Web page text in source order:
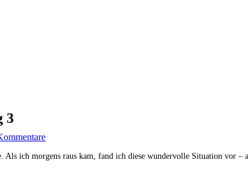
3
Als ich morgens raus kam, fand ich diese wundervolle Situation vor